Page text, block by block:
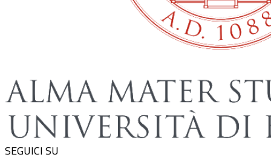
SEGUICI SU